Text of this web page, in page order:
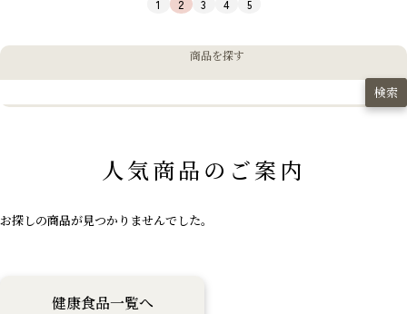
商品を探す
検索
人気商品のご案内
お探しの商品が見つかりませんでした。
健康食品一覧へ